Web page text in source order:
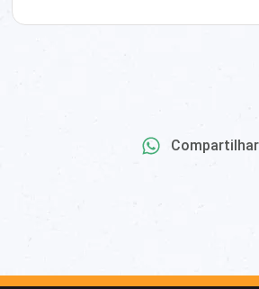
Compartilhar